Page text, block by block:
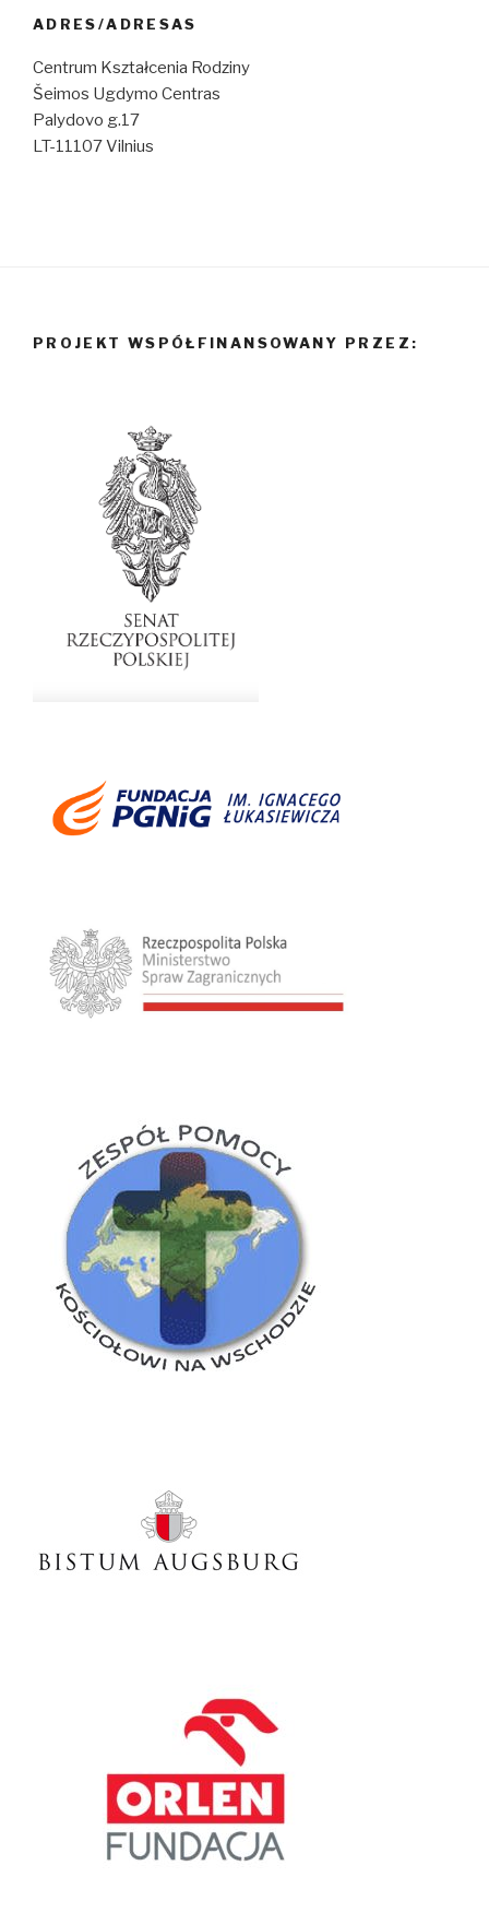
ADRES/ADRESAS
Centrum Kształcenia Rodziny
Šeimos Ugdymo Centras
Palydovo g.17
LT-11107 Vilnius
PROJEKT WSPÓŁFINANSOWANY PRZEZ: